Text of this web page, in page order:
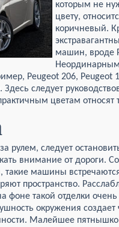
которым не
цвету,
коричневый.
машин, вроде
Peugeot 206, Peugeot
Здесь следует
цветам
рулем, следует
внимание от дороги.
машины
пространство.
фоне такой отделки
окружения создает
Малейшее